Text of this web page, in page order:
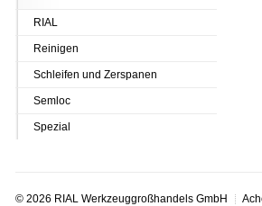
RIAL
Reinigen
Schleifen und Zerspanen
Semloc
Spezial
© 2026 RIAL Werkzeuggroßhandels GmbH